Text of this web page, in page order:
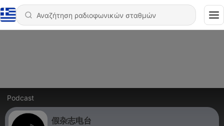
Podcast
假杂志电台